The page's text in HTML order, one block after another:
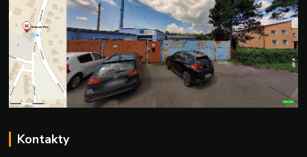
Kontakty